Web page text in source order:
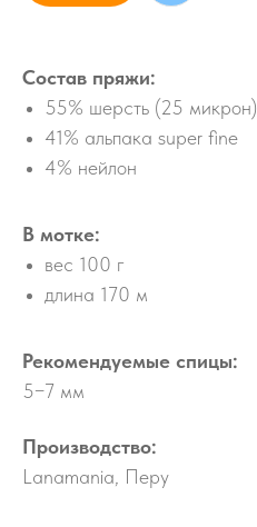
Состав пряжи:
55% шерсть (25 микрон)
41% альпака super fine
4% нейлон
В мотке:
вес 100 г
длина 170 м
Рекомендуемые спицы:
5−7 мм
Производство:
Lanamania, Перу